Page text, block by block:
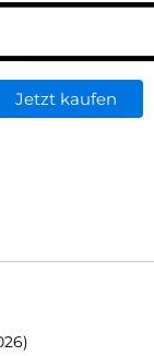
Jetzt kaufen